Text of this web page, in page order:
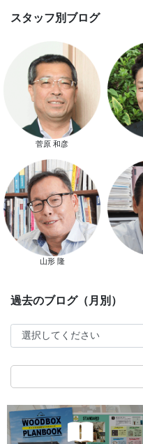
菅原 和彦
山形 隆